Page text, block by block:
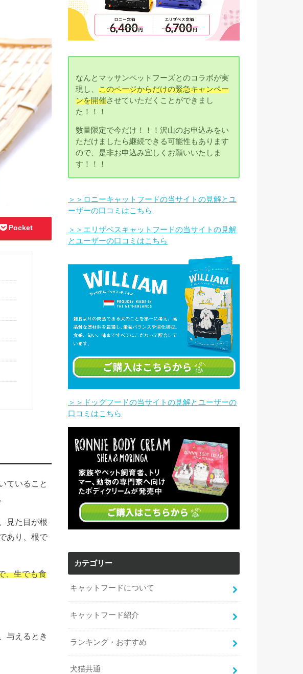
Pocket
ていること
見た目が根
あり、根で
、生でも食
与えるとき
なんとマッサンペットフーズとのコラボが実
現し、このページからだけの緊急キャンペー
ンを開催させていただくことができまし
た！！！
数量限定で今だけ！！！沢山のお申込みをい
ただけましたら継続できる可能性もあります
ので、是非お申込み宜しくお願いいたしま
す！！！
＞＞ロニーキャットフードの当サイトの見解とユ
ーザーの口コミはこちら
＞＞エリザベスキャットフードの当サイトの見解
とユーザーの口コミはこちら
＞＞ドッグフードの当サイトの見解とユーザーの
口コミはこちら
カテゴリー
キャットフードについて
キャットフード紹介
ランキング・おすすめ
犬猫共通